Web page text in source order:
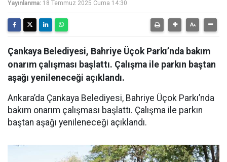
Yayınlanma: 18 Temmuz 2025 Cuma 14:30
Çankaya Belediyesi, Bahriye Üçok Parkı’nda bakım
onarım çalışması başlattı. Çalışma ile parkın baştan
aşağı yenileneceği açıklandı.
Ankara’da Çankaya Belediyesi, Bahriye Üçok Parkı’nda
bakım onarım çalışması başlattı. Çalışma ile parkın
baştan aşağı yenileneceği açıklandı.